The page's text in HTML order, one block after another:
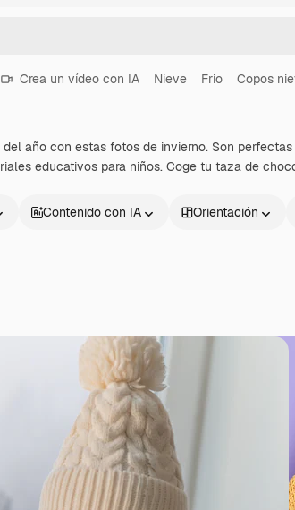
Crea un vídeo con IA Nieve Frio Copos
año con estas fotos de invierno. Son
educativos para niños. Coge tu taza de
Contenido con IA Orientación
para dirigir tu mejor
un millón de suscriptores
empresas, agencias y
Productos
Spaces
Asistente de IA
Generador de